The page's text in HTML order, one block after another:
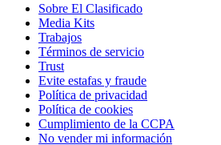
Sobre El Clasificado
Media Kits
Trabajos
Términos de servicio
Trust
Evite estafas y fraude
Política de privacidad
Política de cookies
Cumplimiento de la CCPA
No vender mi información